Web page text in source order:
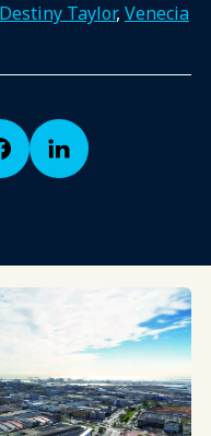
Destiny Taylor, Venecia